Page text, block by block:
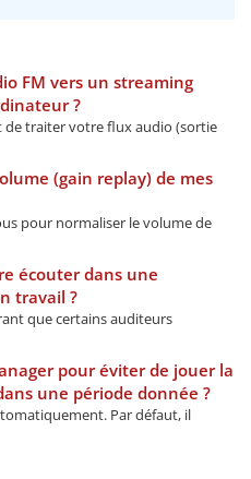
FM vers un streaming
?
traiter votre flux audio (sortie
(gain replay) de mes
pour normaliser le volume de
écouter dans une
travail ?
que certains auditeurs
pour éviter de jouer la
une période donnée ?
Par défaut, il